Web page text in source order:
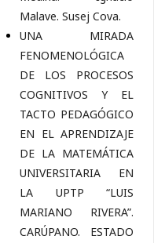
Malave. Susej Cova.
UNA MIRADA
FENOMENOLÓGICA
DE LOS PROCESOS
COGNITIVOS Y EL
TACTO PEDAGÓGICO
EN EL APRENDIZAJE
DE LA MATEMÁTICA
UNIVERSITARIA EN
LA UPTP “LUIS
MARIANO RIVERA”.
CARÚPANO. ESTADO